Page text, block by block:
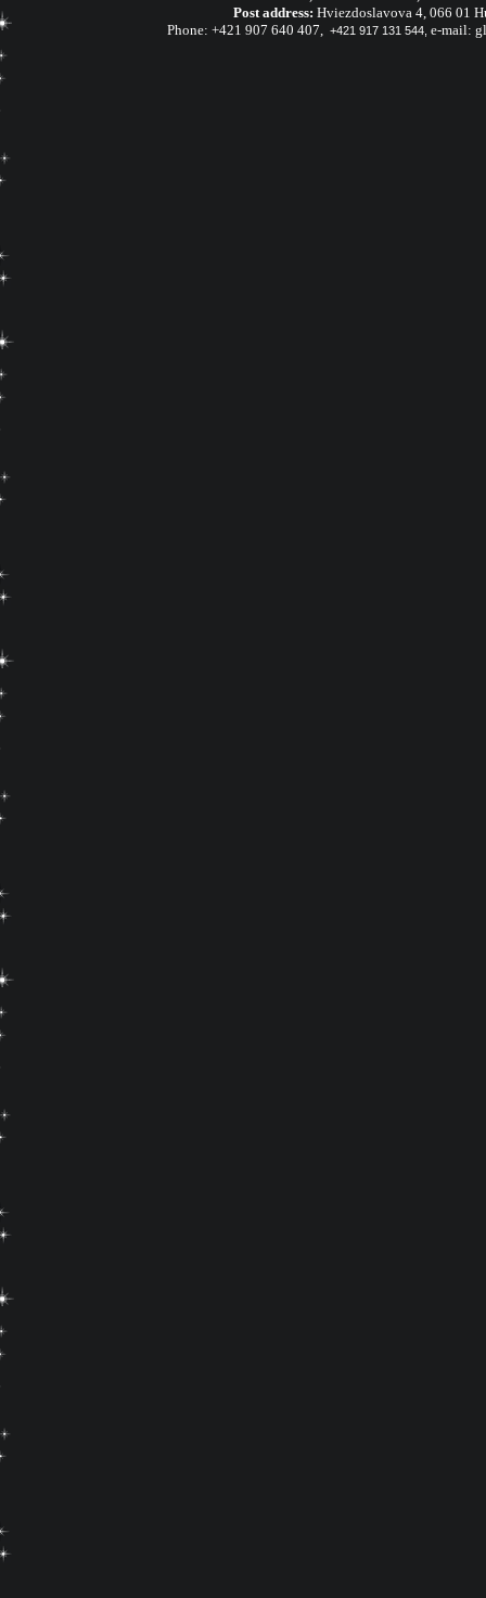
Post address: Hviezdoslavova 4, 066 01
Phone: +421 907 640 407, +421 917 131 544, e-mail: